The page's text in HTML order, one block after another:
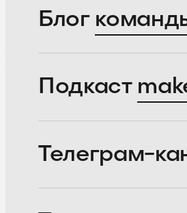
Блог
Подкаст
Телеграм-